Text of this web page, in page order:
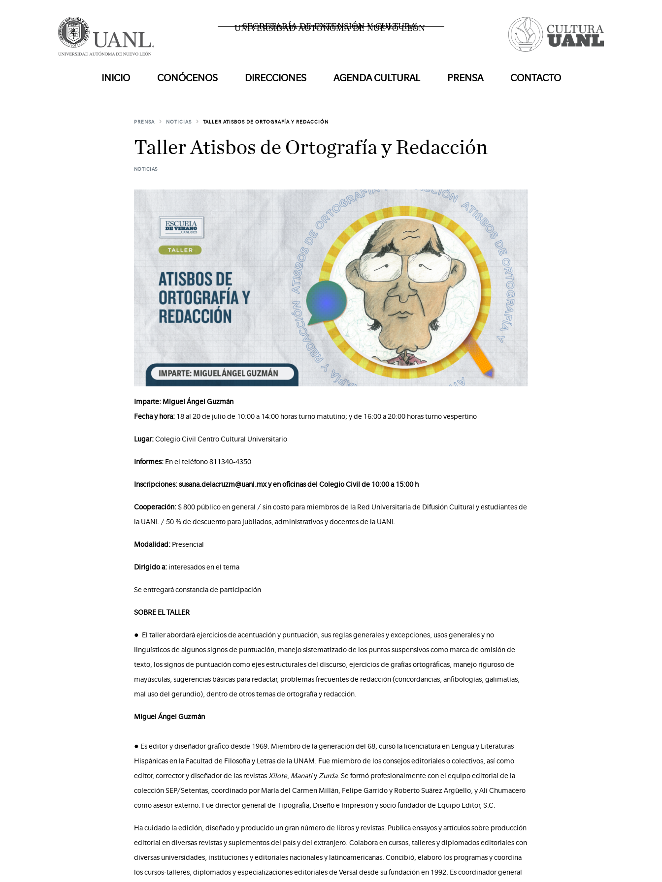
UNIVERSIDAD AUTÓNOMA DE NUEVO LEÓN
SECRETARÍA DE EXTENSIÓN Y CULTURA
INICIO CONÓCENOS DIRECCIONES AGENDA CULTURAL PRENSA CONTACTO
PRENSA NOTICIAS TALLER ATISBOS DE ORTOGRAFÍA Y REDACCIÓN
Taller Atisbos de Ortografía y Redacción
NOTICIAS
Imparte: Miguel Ángel Guzmán
Fecha y hora: 18 al 20 de julio de 10:00 a 14:00 horas turno matutino; y de 16:00 a 20:00 horas turno vespertino
Lugar:Colegio Civil Centro Cultural Universitario
Informes: En el teléfono 811340-4350
Inscripciones: susana.delacruzm@uanl.mx y en oficinas del Colegio Civil de 10:00 a 15:00 h
Cooperación:$ 800 público en general / sin costo para miembros de la Red Universitaria de Difusión Cultural y estudiantes de
la UANL / 50 % de descuento para jubilados, administrativos y docentes de la UANL
Modalidad: Presencial
Dirigido a: interesados en el tema
Se entregará constancia de participación
SOBRE EL TALLER
● El taller abordará ejercicios de acentuación y puntuación, sus reglas generales y excepciones, usos generales y no
lingüísticos de algunos signos de puntuación, manejo sistematizado de los puntos suspensivos como marca de omisión de
texto, los signos de puntuación como ejes estructurales del discurso, ejercicios de grafías ortográficas, manejo riguroso de
mayúsculas, sugerencias básicas para redactar, problemas frecuentes de redacción (concordancias, anfibologías, galimatías,
mal uso del gerundio), dentro de otros temas de ortografía y redacción.
Miguel Ángel Guzmán
● Es editor y diseñador gráfico desde 1969. Miembro de la generación del 68, cursó la licenciatura en Lengua y Literaturas
Hispánicas en la Facultad de Filosofía y Letras de la UNAM. Fue miembro de los consejos editoriales o colectivos, así como
editor, corrector y diseñador de las revistasXilote, ManatíyZurda. Se formó profesionalmente con el equipo editorial de la
colección SEP/Setentas, coordinado por María del Carmen Millán, Felipe Garrido y Roberto Suárez Argüello, y Alí Chumacero
como asesor externo. Fue director general de Tipografía, Diseño e Impresión y socio fundador de Equipo Editor, S.C.
Ha cuidado la edición, diseñado y producido un gran número de libros y revistas. Publica ensayos y artículos sobre producción
editorial en diversas revistas y suplementos del país y del extranjero. Colabora en cursos, talleres y diplomados editoriales con
diversas universidades, instituciones y editoriales nacionales y latinoamericanas. Concibió, elaboró los programas y coordina
los cursos-talleres, diplomados y especializaciones editoriales de Versal desde su fundación en 1992. Es coordinador general